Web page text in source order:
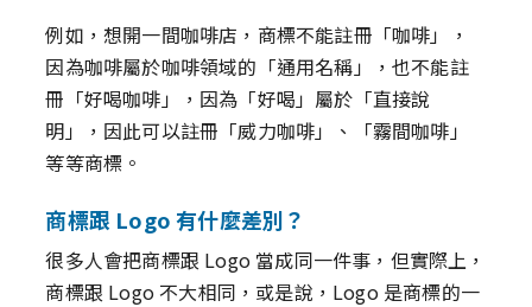
例如，想開一間咖啡店，商標不能註冊「咖啡」，
因為咖啡屬於咖啡領域的「通用名稱」，也不能註
冊「好喝咖啡」，因為「好喝」屬於「直接說
明」，因此可以註冊「威力咖啡」、「霧間咖啡」
等等商標。
商標跟 Logo 有什麼差別？
很多人會把商標跟 Logo 當成同一件事，但實際上，
商標跟 Logo 不大相同，或是說，Logo 是商標的一